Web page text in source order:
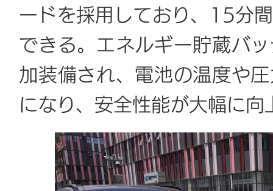
ードを採用しており、15分
できる。エネルギー貯蔵バ
加装備され、電池の温度や
になり、安全性能が大幅に向